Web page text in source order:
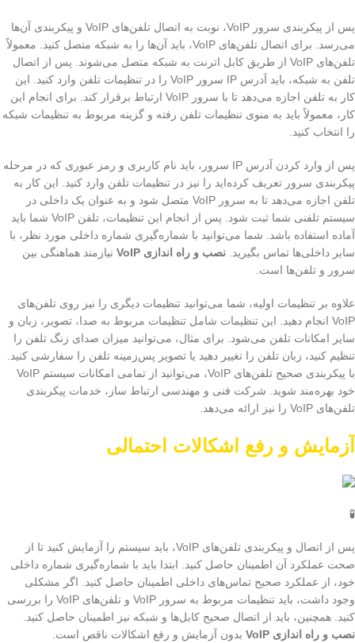
پس از پیکربندی سرور VoIP، نوبت به اتصال تلفن‌های VoIP و پیکربندی آن‌ها
می‌رسد. برای اتصال تلفن‌های VoIP، باید آن‌ها را به شبکه متصل کنید. معمولاً
تلفن‌های VoIP از طریق کابل اترنت به شبکه متصل می‌شوند. پس از اتصال
تلفن به شبکه، باید آدرس IP سرور VoIP را در تنظیمات تلفن وارد کنید. این
کار به تلفن اجازه می‌دهد تا با سرور VoIP ارتباط برقرار کند. برای انجام این
کار، معمولاً باید به منوی تنظیمات تلفن رفته و گزینه مربوط به تنظیمات شبکه
را انتخاب کنید.
پس از وارد کردن آدرس IP سرور، باید نام کاربری و رمز عبوری که در مرحله
پیکربندی سرور تعریف کرده‌اید را نیز در تنظیمات تلفن وارد کنید. این کار به
تلفن اجازه می‌دهد تا به سرور VoIP متصل شود و به عنوان یک داخلی در
سیستم تلفنی شما ثبت شود. پس از انجام این تنظیمات، تلفن VoIP شما باید
آماده استفاده باشد. شما می‌توانید با شماره‌گیری شماره داخلی مورد نظر، با
سایر داخلی‌ها تماس بگیرید. نصب و راه اندازی VoIP
نیازمند هماهنگی بین
سرور و تلفن‌ها است.
علاوه بر تنظیمات اولیه، شما می‌توانید تنظیمات دیگری را نیز روی تلفن‌های
VoIP انجام دهید. این تنظیمات شامل تنظیمات مربوط به صدا، تصویر، زبان و
سایر امکانات تلفن می‌شود. برای مثال، می‌توانید میزان صدای زنگ تلفن را
تنظیم کنید، زبان تلفن را تغییر دهید یا تصویر پس‌زمینه تلفن را سفارشی کنید.
با پیکربندی صحیح تلفن‌های VoIP، می‌توانید از تمامی امکانات سیستم VoIP
خود بهره‌مند شوید. شرکت فنی و مهندسی ارتباط ساز، خدمات پیکربندی
تلفن‌های VoIP را نیز ارائه می‌دهد.
آزمایش و رفع اشکالات احتمالی
🧪
پس از اتصال و پیکربندی تلفن‌های VoIP، باید سیستم را آزمایش کنید تا از
صحت عملکرد آن اطمینان حاصل کنید. ابتدا باید با شماره‌گیری شماره داخلی
خود، از عملکرد صحیح تماس‌های داخلی اطمینان حاصل کنید. اگر مشکلی
وجود داشت، باید تنظیمات مربوط به سرور VoIP و تلفن‌های VoIP را بررسی
کنید. همچنین، باید از اتصال صحیح کابل‌ها و شبکه نیز اطمینان حاصل کنید.
نصب و راه اندازی VoIP
بدون آزمایش و رفع اشکالات ناقص است.